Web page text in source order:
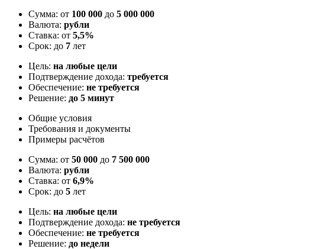
Сумма: от 100 000 до 5 000 000
Валюта: рубли
Ставка: от 5,5%
Срок: до 7 лет
Цель: на любые цели
Подтверждение дохода: требуется
Обеспечение: не требуется
Решение: до 5 минут
Общие условия
Требования и документы
Примеры расчётов
Сумма: от 50 000 до 7 500 000
Валюта: рубли
Ставка: от 6,9%
Срок: до 5 лет
Цель: на любые цели
Подтверждение дохода: не требуется
Обеспечение: не требуется
Решение: до недели